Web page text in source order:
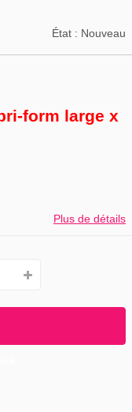
État : Nouveau
form large x
Plus de détails